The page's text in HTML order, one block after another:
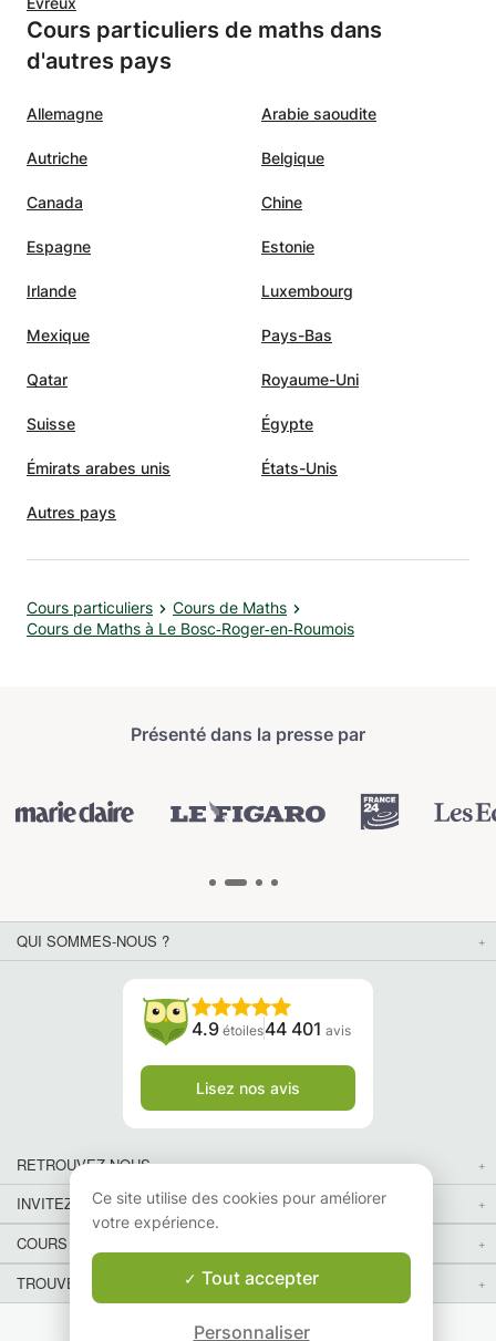
Cours particuliers de maths dans
d'autres pays
Allemagne Arabie saoudite
Autriche Belgique
Canada Chine
Espagne Estonie
Irlande Luxembourg
Mexique Pays-Bas
Qatar Royaume-Uni
Suisse Égypte
Émirats arabes unis États-Unis
Autres pays
Cours particuliers
Cours de Maths
Cours de Maths à Le Bosc‑Roger‑en‑Roumois
Présenté dans la presse par
QUI SOMMES-NOUS ?
4.9 étoiles44 401 avis
Lisez nos avis
RETROUVEZ-NOUS
INVITEZ VOS AMIS
COURS PARTICULIERS DANS VOTRE PAYS :
TROUVER UN PROF PARTICULIER DANS VOTRE VILLE :
Ce site utilise des cookies pour améliorer
votre expérience.
Tout accepter
Personnaliser